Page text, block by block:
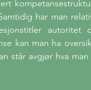
har man
kan man ha
står avgjør hva